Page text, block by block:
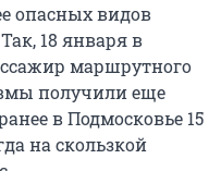
опасных видов
18 января в
маршрутного
получили еще
в Подмосковье 15
на скользкой